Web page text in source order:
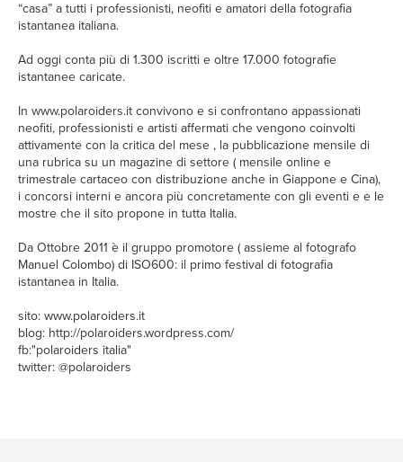
“casa” a tutti i professionisti, neofiti e amatori della fotografia
istantanea italiana.
Ad oggi conta più di 1.300 iscritti e oltre 17.000 fotografie
istantanee caricate.
In www.polaroiders.it convivono e si confrontano appassionati
neofiti, professionisti e artisti affermati che vengono coinvolti
attivamente con la critica del mese , la pubblicazione mensile di
una rubrica su un magazine di settore ( mensile online e
trimestrale cartaceo con distribuzione anche in Giappone e Cina),
i concorsi interni e ancora più concretamente con gli eventi e e le
mostre che il sito propone in tutta Italia.
Da Ottobre 2011 è il gruppo promotore ( assieme al fotografo
Manuel Colombo) di ISO600: il primo festival di fotografia
istantanea in Italia.
sito: www.polaroiders.it
blog: http://polaroiders.wordpress.com/
fb:"polaroiders italia"
twitter: @polaroiders